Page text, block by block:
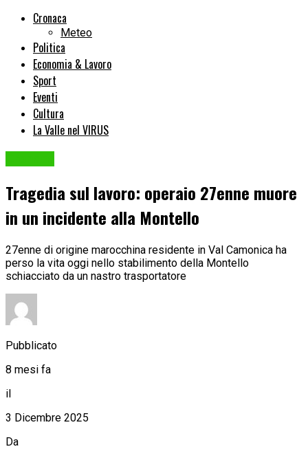
Cronaca
Meteo
Politica
Economia & Lavoro
Sport
Eventi
Cultura
La Valle nel VIRUS
Tragedia sul lavoro: operaio 27enne muore
in un incidente alla Montello
27enne di origine marocchina residente in Val Camonica ha
perso la vita oggi nello stabilimento della Montello
schiacciato da un nastro trasportatore
Pubblicato
8 mesi fa
il
3 Dicembre 2025
Da